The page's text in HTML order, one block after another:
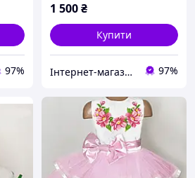
97%
1 500₴
Купити
Інтернет-магазин "Скарбничка рукодільниці" 97%